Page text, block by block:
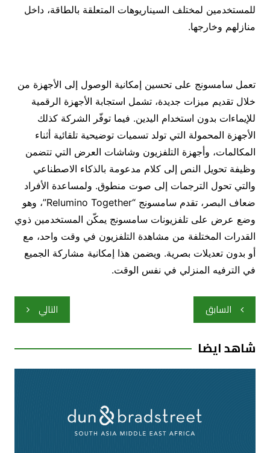
للمستخدمين لمختلف السيناريوهات المتعلقة بالطاقة، داخل
منازلهم وخارجها.
تعمل سامسونج على تحسين إمكانية الوصول إلى الأجهزة من
خلال تقديم ميزات جديدة، تشمل استجابة الأجهزة الرقمية
للإيماءات بدون استخدام اليدين. فيما توفّر الشركة كذلك
الأجهزة المحمولة التي تولد تسميات توضيحية تلقائية أثناء
المكالمات، وأجهزة التلفزيون وشاشات العرض التي تتضمن
وظيفة تحويل النص إلى كلام مدعومة بالذكاء الاصطناعي
والتي تحول الترجمات إلى صوت منطوق. ولمساعدة الأفراد
ضعاف البصر، تقدم سامسونج “Relumino Together”، وهو
وضع عرض على تلفزيونات سامسونج يمكّن المستخدمين ذوي
القدرات المختلفة من مشاهدة التلفزيون في وقت واحد، مع
أو بدون تعديلات بصرية. ويضمن هذا إمكانية مشاركة الجميع
في الترفيه المنزلي في نفس الوقت.
تصفّح
المقالات
السابق التالي
شاهد ايضا